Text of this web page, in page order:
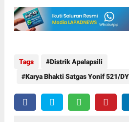
Tags
Distrik Apalapsili
Karya Bhakti Satgas Yonif 521/DY